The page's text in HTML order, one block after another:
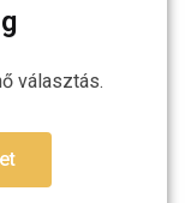
választás.